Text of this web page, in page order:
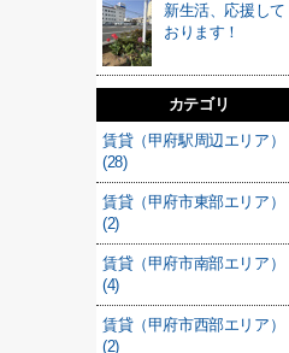
新生活、応援して
おります！
カテゴリ
賃貸（甲府駅周辺エリア）
(28)
賃貸（甲府市東部エリア）
(2)
賃貸（甲府市南部エリア）
(4)
賃貸（甲府市西部エリア）
(2)